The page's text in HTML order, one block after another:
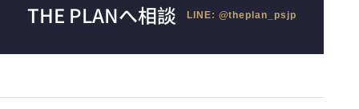
THE PLANへ相談 LINE: @theplan_psjp